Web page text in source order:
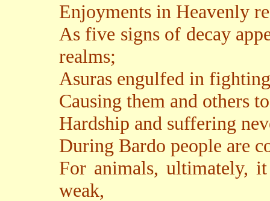
Enjoyments in Heavenly
As five signs of decay
realms;
Asuras engulfed in
Causing them and others
Hardship and suffering
During Bardo people are
For animals, ultimately,
weak,